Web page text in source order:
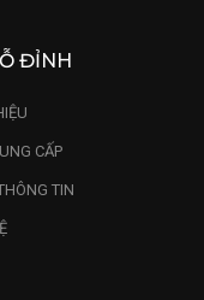
ĐỈNH
CẤP
TIN